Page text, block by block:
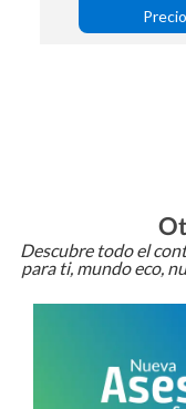
Descubre todo el
para ti, mundo eco,